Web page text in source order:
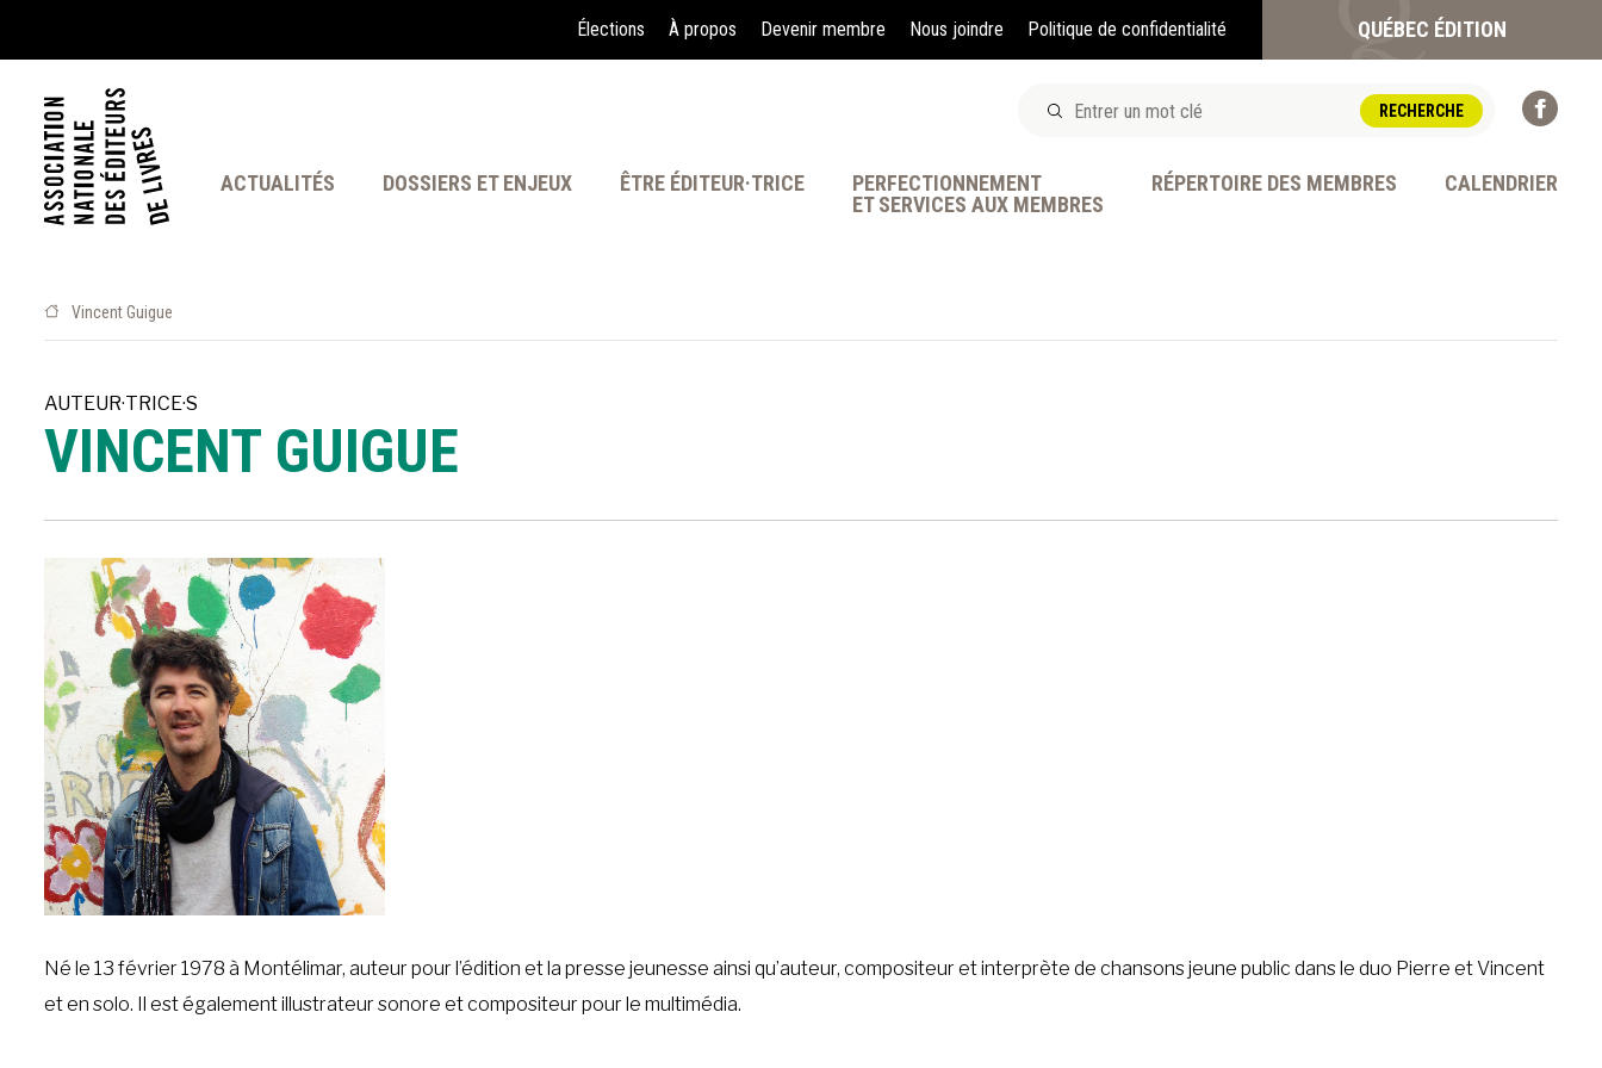
Élections À propos Devenir membre Nous joindre Politique de confidentialité QUÉBEC ÉDITION
ACTUALITÉS DOSSIERS ET ENJEUX ÊTRE ÉDITEUR·TRICE
PERFECTIONNEMENT
ET SERVICES AUX MEMBRES
À LA POINTE DE LA PROFESSION
RÉPERTOIRE DES MEMBRES CALENDRIER
Vincent Guigue
AUTEUR·TRICE·S
VINCENT GUIGUE
Né le 13 février 1978 à Montélimar, auteur pour l’édition et la presse jeunesse ainsi qu’auteur, compositeur et interprète de chansons jeune public dans le duo Pierre et Vincent
et en solo. Il est également illustrateur sonore et compositeur pour le multimédia.